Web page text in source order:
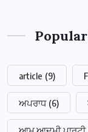
article (9)
ਅਪਰਾਧ (6)